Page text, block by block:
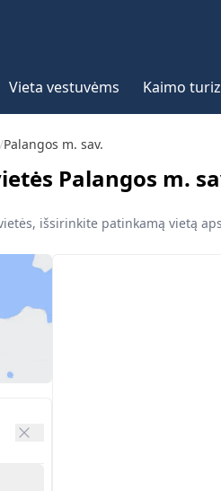
Vieta vestuvėms Kaimo
/Palangos m. sav.
Palangos m.
išsirinkite patinkamą vietą